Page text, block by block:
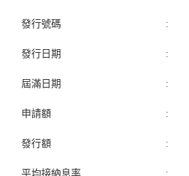
發行號碼 :
發行日期 :
屆滿日期 :
申請額 :
發行額 :
平均接納息率 :